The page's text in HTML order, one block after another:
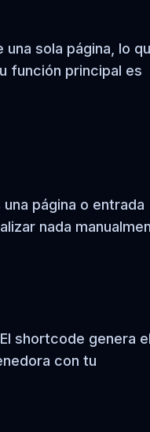
sola página, lo
función principal es
página o entrada
nada
shortcode genera el
con tu